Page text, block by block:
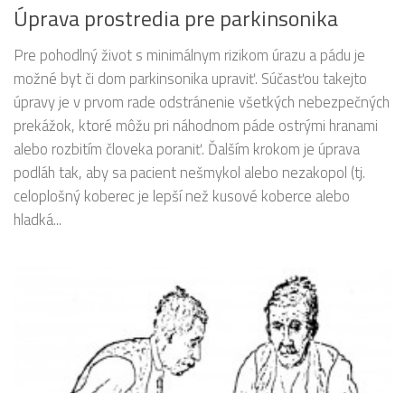
Úprava prostredia pre parkinsonika
Pre pohodlný život s minimálnym rizikom úrazu a pádu je
možné byt či dom parkinsonika upraviť. Súčasťou takejto
úpravy je v prvom rade odstránenie všetkých nebezpečných
prekážok, ktoré môžu pri náhodnom páde ostrými hranami
alebo rozbitím človeka poraniť. Ďalším krokom je úprava
podláh tak, aby sa pacient nešmykol alebo nezakopol (tj.
celoplošný koberec je lepší než kusové koberce alebo
hladká...